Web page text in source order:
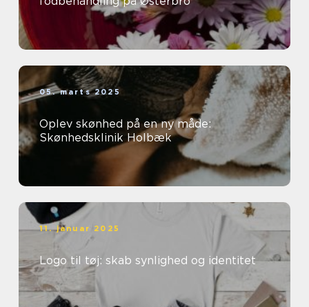
05. marts 2025
Oplev skønhed på en ny måde:
Skønhedsklinik Holbæk
11. januar 2025
Logo til tøj: skab synlighed og identitet